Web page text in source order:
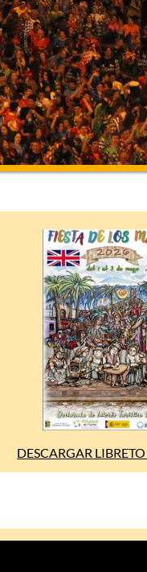
DESCARGAR